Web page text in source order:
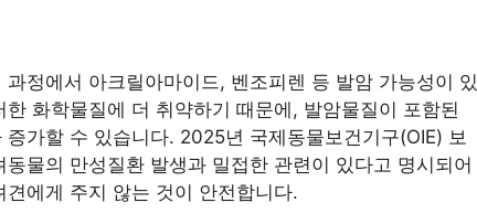
정에서 아크릴아마이드, 벤조피렌 등 발암 가능성이 있
화학물질에 더 취약하기 때문에, 발암물질이 포함된
가할 수 있습니다. 2025년 국제동물보건기구(OIE) 보
물의 만성질환 발생과 밀접한 관련이 있다고 명시되어
에게 주지 않는 것이 안전합니다.